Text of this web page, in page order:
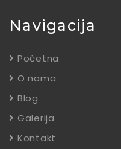
Navigacija
Početna
O nama
Blog
Galerija
Kontakt